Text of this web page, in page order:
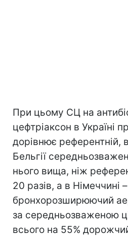
При цьому СЦ на
цефтріаксон в Україні
дорівнює референтній,
Бельгії
нього вища, ніж
20 разів, а в
бронхорозширюючий
за середньозваженою
всього на 55%